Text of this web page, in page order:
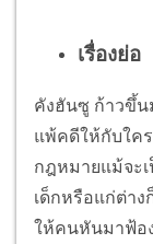
เรื่องย่อ
คังฮันซู ก้าวขึ้
แพ้คดีให้กับใค
กฎหมายแม้จะ
เด็กหรือแก่ต่าง
ให้คนหันมาฟ้อ